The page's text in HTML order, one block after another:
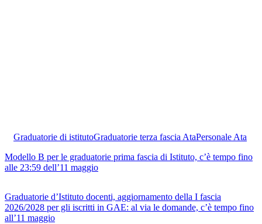
Graduatorie di istitutoGraduatorie terza fascia AtaPersonale Ata
Modello B per le graduatorie prima fascia di Istituto, c’è tempo fino
alle 23:59 dell’11 maggio
Graduatorie d’Istituto docenti, aggiornamento della I fascia
2026/2028 per gli iscritti in GAE: al via le domande, c’è tempo fino
all’11 maggio